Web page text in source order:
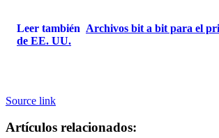
Leer también Archivos bit a bit para el
de EE. UU.
Source link
Artículos relacionados: